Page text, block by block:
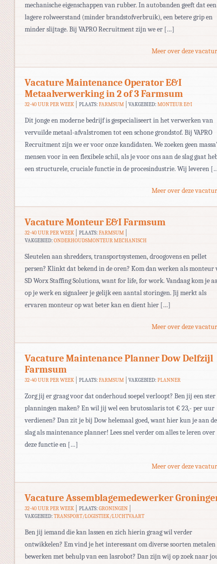
mechanische eigenschappen van rubber. In autobanden geeft dat een
lagere rolweerstand (minder brandstofverbruik), een betere grip en
minder slijtage. Bij VAPRO Recruitment zijn we er […]
Meer over deze
Vacature Maintenance Operator E&I
Metaalverwerking in 2 of 3 Farmsum
32-40 UUR PER WEEK PLAATS: FARMSUM VAKGEBIED:MONTEUR E&I
Dit jonge en moderne bedrijf is gespecialiseert in het verwerken van
vervuilde metaal-afvalstromen tot een schone grondstof. Bij VAPRO
Recruitment zijn we er voor onze kandidaten. We zoeken geen
mensen voor in een flexibele schil, als je voor ons aan de slag gaat
een structurele, cruciale functie in de procesindustrie. Wij leveren
Meer over deze
Vacature Monteur E&I Farmsum
32-40 UUR PER WEEK PLAATS: FARMSUM
VAKGEBIED: ONDERHOUDSMONTEUR MECHANISCH
Sleutelen aan shredders, transportsystemen, droogovens en pellet
persen? Klinkt dat bekend in de oren? Kom dan werken als monteur
SD Worx Staffing Solutions, want for life, for work. Vandaag kom je
op je werk en signaleer je gelijk een aantal storingen. Jij merkt als
ervaren monteur op wat beter kan en dient hier […]
Meer over deze
Vacature Maintenance Planner Dow Delfzijl
Farmsum
32-40 UUR PER WEEK PLAATS: FARMSUM VAKGEBIED:PLANNER
Zorg jij er graag voor dat onderhoud soepel verloopt? Ben jij een
planningen maken? En wil jij wel een brutosalaris tot € 23,- per uur
verdienen? Dan zit je bij Dow helemaal goed, want hier kun je aan de
slag als maintenance planner! Lees snel verder om alles te leren over
deze functie en […]
Meer over deze
Vacature Assemblagemedewerker
32-40 UUR PER WEEK PLAATS: GRONINGEN
VAKGEBIED: TRANSPORT/LOGISTIEK/LUCHTVAART
Ben jij iemand die kan lassen en zich hierin graag wil verder
ontwikkelen? Em vind je het interessant om diverse soorten metalen
bewerken met behulp van een lasrobot? Dan zijn wij op zoek naar